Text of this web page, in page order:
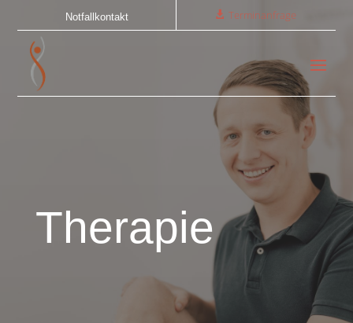
Notfallkontakt Terminanfrage
Therapie